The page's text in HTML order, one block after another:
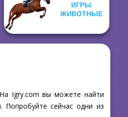
ИГРЫ
ЖИВОТНЫЕ
Igry.com вы можете найти
Попробуйте сейчас одни из